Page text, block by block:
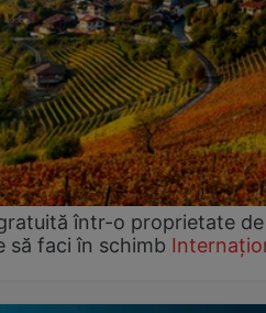
într-o proprietate
să faci în schimb